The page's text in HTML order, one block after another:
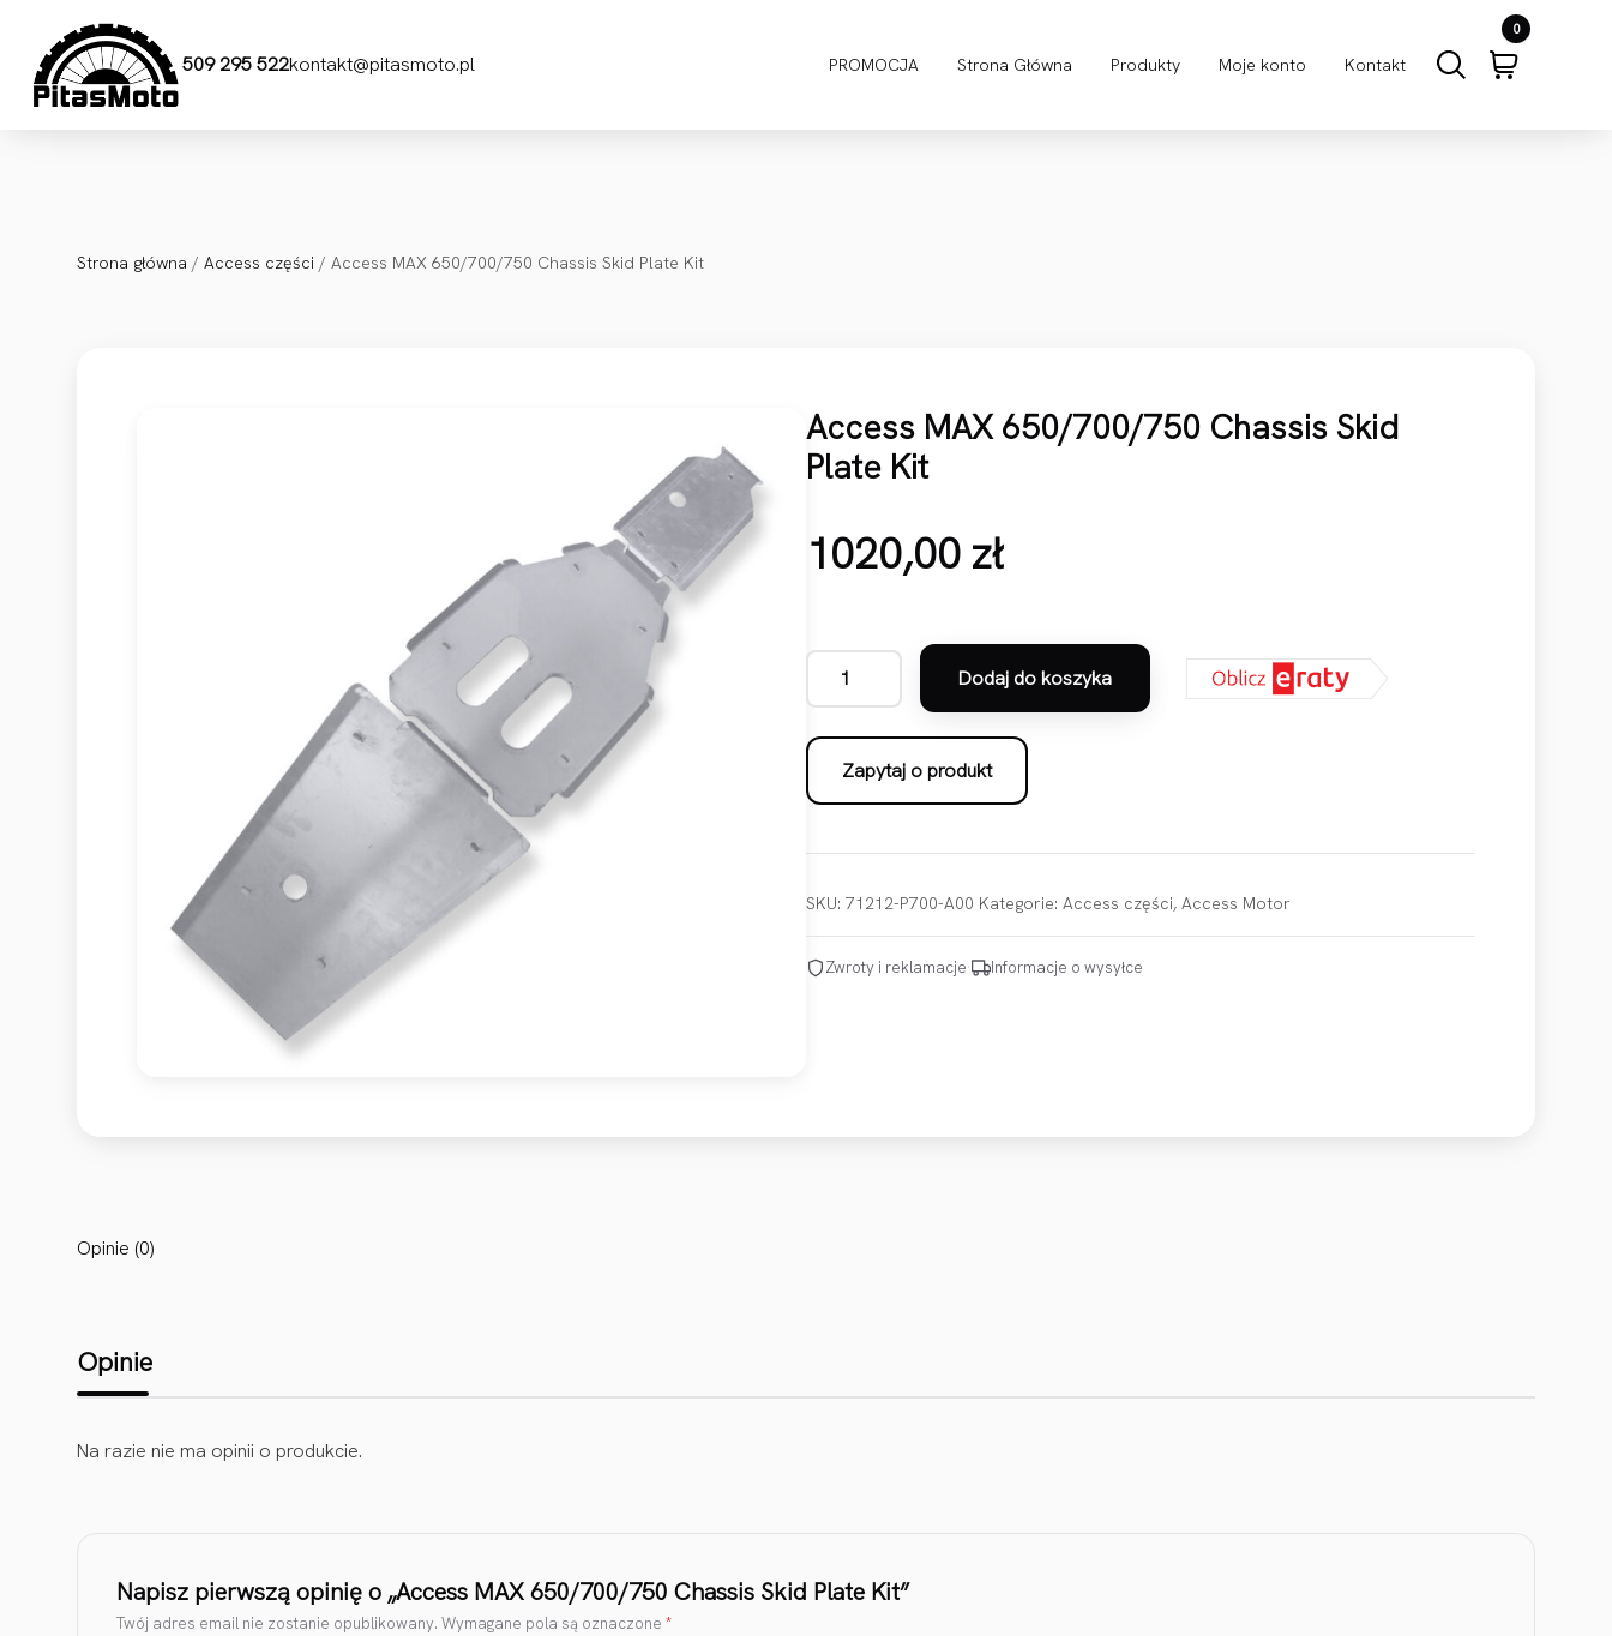
509 295 522kontakt@pitasmoto.pl PROMOCJA Strona Główna Produkty Moje konto Kontakt
0
Strona główna / Access części / Access MAX 650/700/750 Chassis Skid Plate Kit
Access MAX 650/700/750 Chassis Skid
Plate Kit
1020,00 zł
ilość Access MAX 650/700/750 Chassis Skid Plate Kit
Dodaj do koszyka
Zapytaj o produkt
SKU: 71212-P700-A00 Kategorie: Access części, Access Motor
Zwroty i reklamacje· Informacje o wysyłce
Opinie (0)
Opinie
Na razie nie ma opinii o produkcie.
Napisz pierwszą opinię o „Access MAX 650/700/750 Chassis Skid Plate Kit”
Twój adres email nie zostanie opublikowany. Wymagane pola są oznaczone *